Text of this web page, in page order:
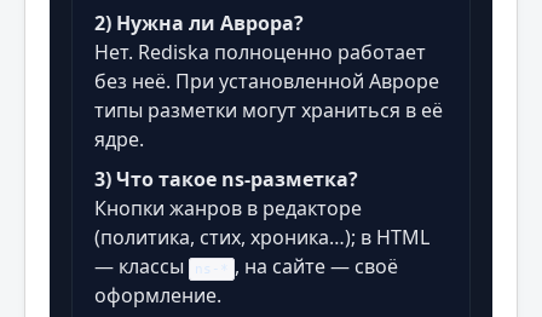
2) Нужна ли Аврора?
Нет. Rediska полноценно работает
без неё. При установленной Авроре
типы разметки могут храниться в её
ядре.
3) Что такое ns-разметка?
Кнопки жанров в редакторе
(политика, стих, хроника…); в HTML
— классы
ns-*
, на сайте — своё
оформление.